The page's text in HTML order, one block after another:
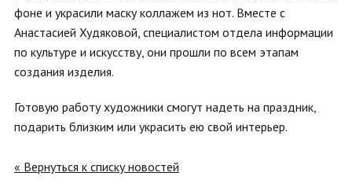
фоне и украсили маску коллажем из нот. Вместе с
Анастасией Худяковой, специалистом отдела информации
по культуре и искусству, они прошли по всем этапам
создания изделия.
Готовую работу художники смогут надеть на праздник,
подарить близким или украсить ею свой интерьер.
« Вернуться к списку новостей